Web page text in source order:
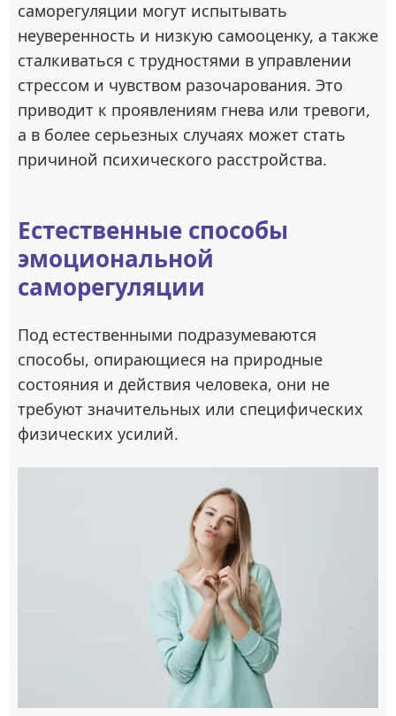
саморегуляции могут испытывать
неуверенность и низкую самооценку, а также
сталкиваться с трудностями в управлении
стрессом и чувством разочарования. Это
приводит к проявлениям гнева или тревоги,
а в более серьезных случаях может стать
причиной психического расстройства.
Естественные способы
эмоциональной
саморегуляции
Под естественными подразумеваются
способы, опирающиеся на природные
состояния и действия человека, они не
требуют значительных или специфических
физических усилий.